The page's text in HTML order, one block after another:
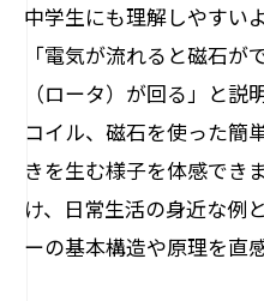
モーターの動き
る？
図解でわかるモ
モーター構造図
モーターはどん
小学生でも理解
中学生にも理解しやすい
「電気が流れると磁石
（ロータ）が回る」と説
コイル、磁石を使った簡
きを生む様子を体感でき
け、日常生活の身近な例
ーの基本構造や原理を直